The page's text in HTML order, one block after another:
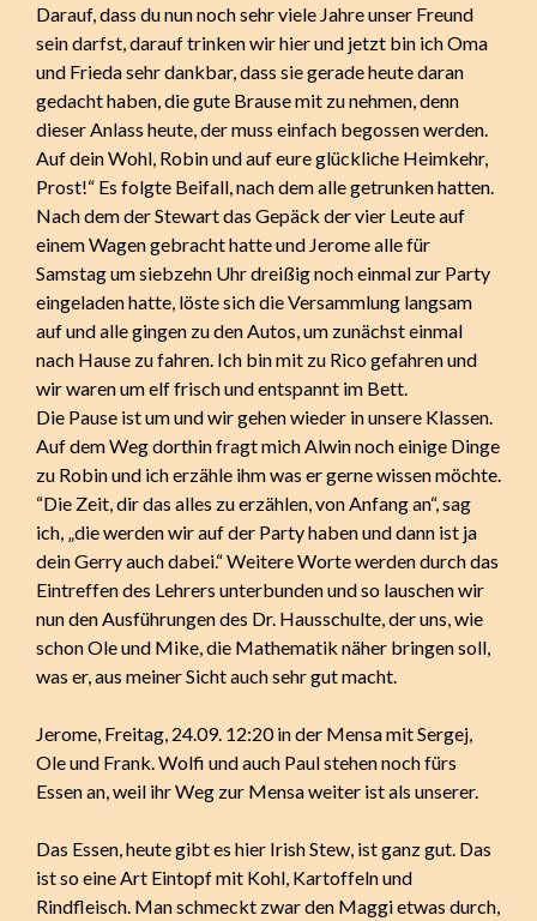
Darauf, dass du nun noch sehr viele Jahre unser Freund
sein darfst, darauf trinken wir hier und jetzt bin ich Oma
und Frieda sehr dankbar, dass sie gerade heute daran
gedacht haben, die gute Brause mit zu nehmen, denn
dieser Anlass heute, der muss einfach begossen werden.
Auf dein Wohl, Robin und auf eure glückliche Heimkehr,
Prost!“ Es folgte Beifall, nach dem alle getrunken hatten.
Nach dem der Stewart das Gepäck der vier Leute auf
einem Wagen gebracht hatte und Jerome alle für
Samstag um siebzehn Uhr dreißig noch einmal zur Party
eingeladen hatte, löste sich die Versammlung langsam
auf und alle gingen zu den Autos, um zunächst einmal
nach Hause zu fahren. Ich bin mit zu Rico gefahren und
wir waren um elf frisch und entspannt im Bett.
Die Pause ist um und wir gehen wieder in unsere Klassen.
Auf dem Weg dorthin fragt mich Alwin noch einige Dinge
zu Robin und ich erzähle ihm was er gerne wissen möchte.
“Die Zeit, dir das alles zu erzählen, von Anfang an“, sag
ich, „die werden wir auf der Party haben und dann ist ja
dein Gerry auch dabei.“ Weitere Worte werden durch das
Eintreffen des Lehrers unterbunden und so lauschen wir
nun den Ausführungen des Dr. Hausschulte, der uns, wie
schon Ole und Mike, die Mathematik näher bringen soll,
was er, aus meiner Sicht auch sehr gut macht.
Jerome, Freitag, 24.09. 12:20 in der Mensa mit Sergej,
Ole und Frank. Wolfi und auch Paul stehen noch fürs
Essen an, weil ihr Weg zur Mensa weiter ist als unserer.
Das Essen, heute gibt es hier Irish Stew, ist ganz gut. Das
ist so eine Art Eintopf mit Kohl, Kartoffeln und
Rindfleisch. Man schmeckt zwar den Maggi etwas durch,